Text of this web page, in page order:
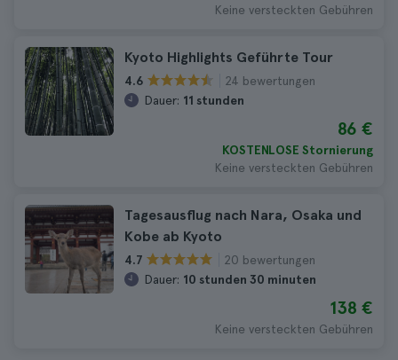
Keine versteckten Gebühren
Kyoto Highlights Geführte Tour
4.6
24 bewertungen
Dauer: 11 stunden
86 €
KOSTENLOSE Stornierung
Keine versteckten Gebühren
Tagesausflug nach Nara, Osaka und
Kobe ab Kyoto
4.7
20 bewertungen
Dauer: 10 stunden 30 minuten
138 €
Keine versteckten Gebühren